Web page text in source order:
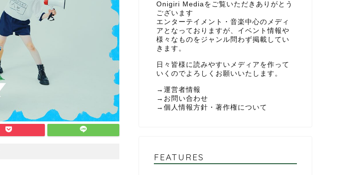
Onigiri Mediaをご覧いただきありがとう
ございます
エンターテイメント・音楽中心のメディ
アとなっておりますが、イベント情報や
様々なものをジャンル問わず掲載してい
きます。
日々皆様に読みやすいメディアを作って
いくのでよろしくお願いいたします。
→ 運営者情報
→ お問い合わせ
→ 個人情報方針・著作権について
FEATURES